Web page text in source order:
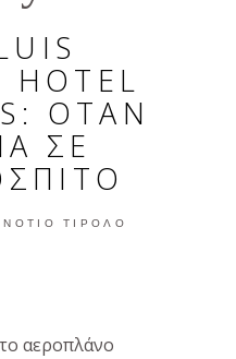
HOTEL
ΌΤΑΝ
ΣΕ
ΝΌΤΙΟ ΤΙΡΌΛΟ
αεροπλάνο